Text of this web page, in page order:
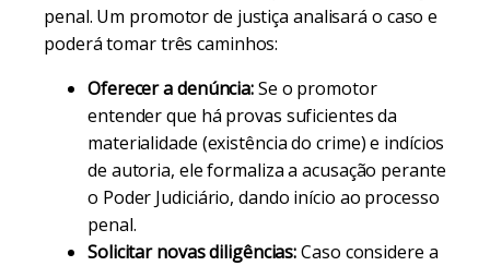
penal. Um promotor de justiça analisará o caso e
poderá tomar três caminhos:
Oferecer a denúncia:Se o promotor
entender que há provas suficientes da
materialidade (existência do crime) e indícios
de autoria, ele formaliza a acusação perante
o Poder Judiciário, dando início ao processo
penal.
Solicitar novas diligências:Caso considere a